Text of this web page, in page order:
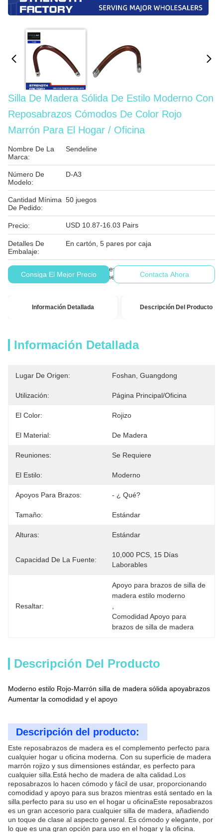
Silla De Madera Sólida De Estilo Moderno Con
Reposabrazos Cómodos De Color Rojo
Marrón Para El Hogar / Oficina
Nombre De La
Marca:
Sendeline
Número De
Modelo:
D-A3
Cantidad Mínima
De Pedido:
50 juegos
Precio: USD 10.87-16.03 Pairs
Detalles De
Embalaje:
En cartón, 5 pares por caja
Condiciones De
Pago:
Las condiciones de los productos incluidos en
el presente anexo son las siguientes:
Consiga El Mejor Precio Contacta Ahora
Información Detallada Descripción Del Producto
Información Detallada
Lugar De Origen: Foshan, Guangdong
Utilización: Página Principal/Oficina
El Color: Rojizo
El Material: De Madera
Reuniones: Se Requiere
El Estilo: Moderno
Apoyos Para Brazos: - ¿ Qué?
Tamaño: Estándar
Alturas: Estándar
Capacidad De La Fuente:
10,000 PCS, 15 Días
Laborables
Resaltar:
Apoyo para brazos de silla de
madera estilo moderno
Comodidad Apoyo para
brazos de silla de madera
Descripción Del Producto
Moderno estilo Rojo-Marrón silla de madera sólida apoyabrazos
Aumentar la comodidad y el apoyo
Descripción del producto:
Este reposabrazos de madera es el complemento perfecto para
cualquier hogar u oficina moderna. Con su superficie de madera
marrón rojizo y sus dimensiones estándar, es perfecto para
cualquier silla.Está hecho de madera de alta calidad.Los
reposabrazos lo hacen cómodo y fácil de usar, proporcionando
comodidad y apoyo para sus brazos mientras está sentado en la
silla.perfecto para su uso en el hogar u oficinaEste reposabrazos
es un gran accesorio para cualquier silla de madera, añadiendo
un toque de clase al aspecto general. Es cómodo y elegante, por
lo que es una gran opción para uso en el hogar y la oficina.